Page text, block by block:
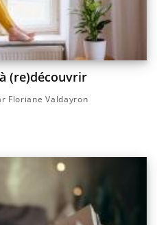
(re)découvrir
Floriane Valdayron